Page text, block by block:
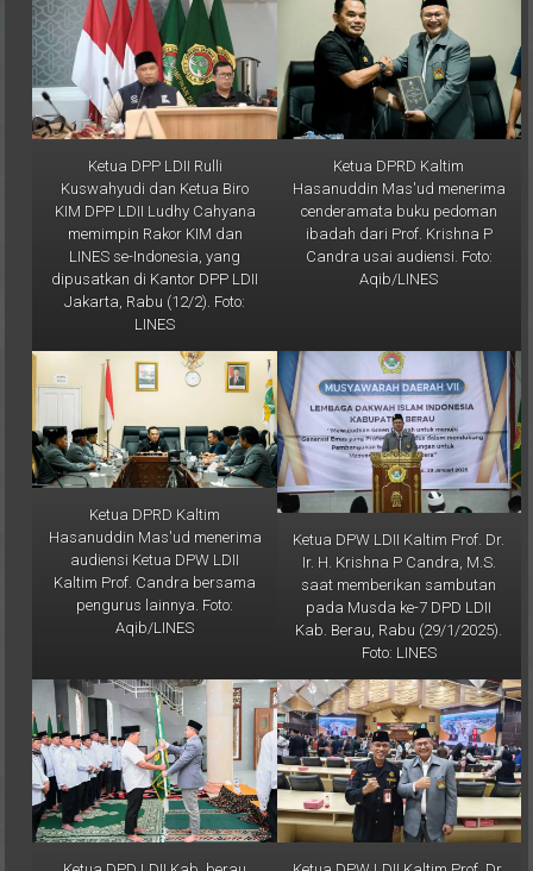
Ketua DPP LDII Rulli
Kuswahyudi dan Ketua Biro
KIM DPP LDII Ludhy Cahyana
memimpin Rakor KIM dan
LINES se-Indonesia, yang
dipusatkan di Kantor DPP LDII
Jakarta, Rabu (12/2). Foto:
LINES
Ketua DPRD Kaltim
Hasanuddin Mas'ud menerima
cenderamata buku pedoman
ibadah dari Prof. Krishna P
Candra usai audiensi. Foto:
Aqib/LINES
Ketua DPRD Kaltim
Hasanuddin Mas'ud menerima
audiensi Ketua DPW LDII
Kaltim Prof. Candra bersama
pengurus lainnya. Foto:
Aqib/LINES
Ketua DPW LDII Kaltim Prof. Dr.
Ir. H. Krishna P Candra, M.S.
saat memberikan sambutan
pada Musda ke-7 DPD LDII
Kab. Berau, Rabu (29/1/2025).
Foto: LINES
Ketua DPD LDII Kab. berau
terpilih Akhmad Yudiansyah
Ketua DPW LDII Kaltim Prof. Dr.
Ir. H. Krishna P Candra (kanan)